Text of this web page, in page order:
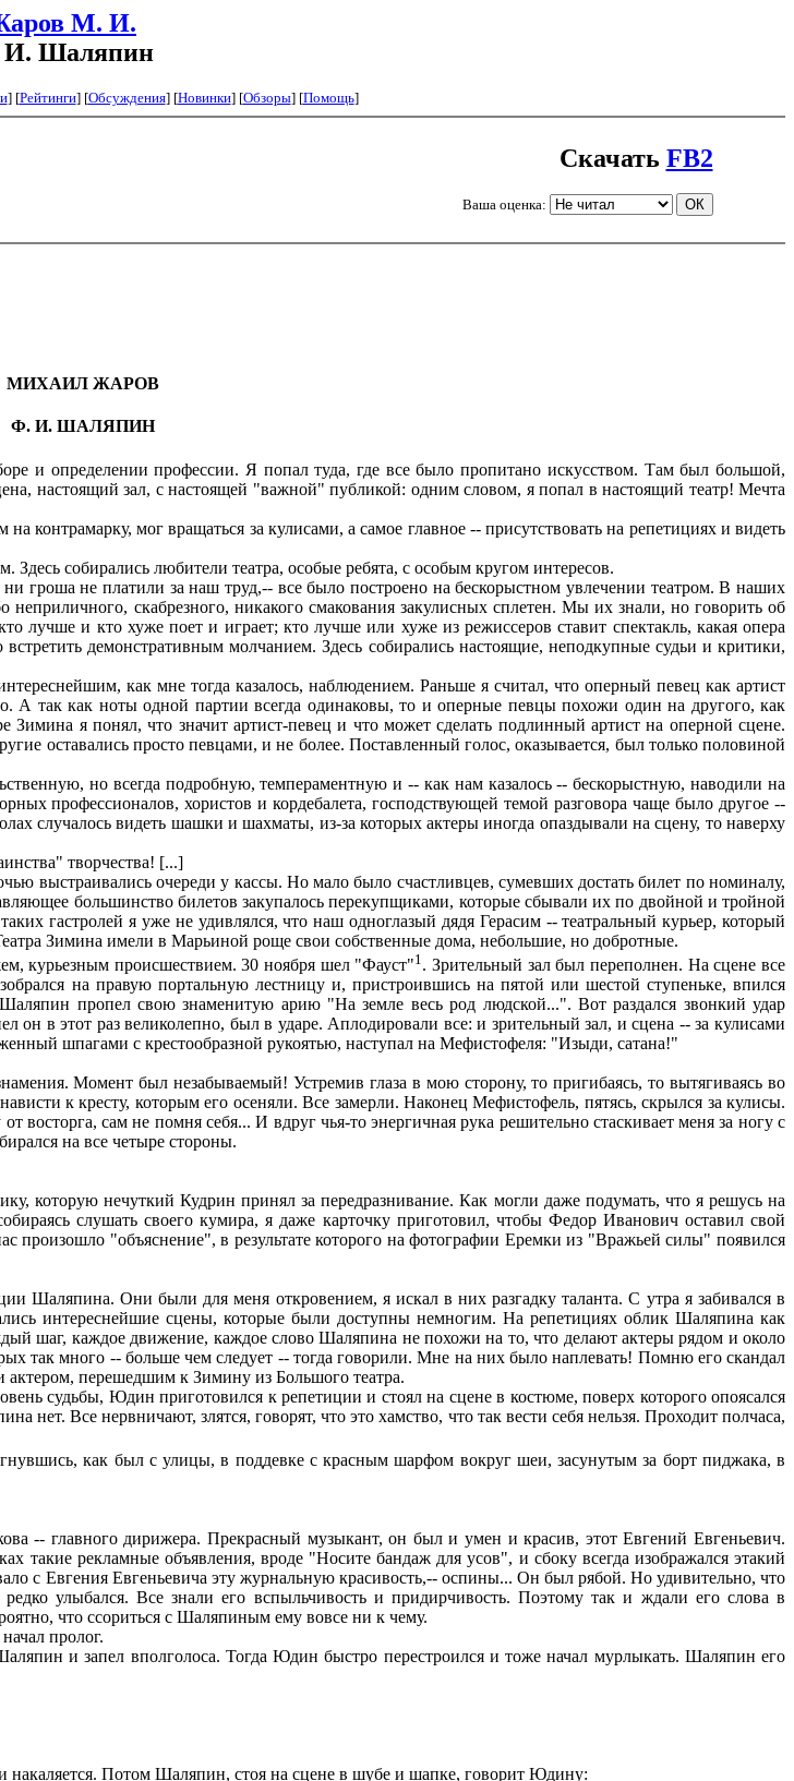
М. И.
Шаляпин
] [Рейтинги] [Обсуждения] [Новинки] [Обзоры] [Помощь]
Скачать FB2
Ваша оценка:
МИХАИЛ ЖАРОВ
Ф. И. ШАЛЯПИН
и определении профессии. Я попал туда, где все было пропитано искусством. Там был большой,
настоящий зал, с настоящей "важной" публикой: одним словом, я попал в настоящий театр! Мечта
контрамарку, мог вращаться за кулисами, а самое главное -- присутствовать на репетициях и видеть
собирались любители театра, особые ребята, с особым кругом интересов.
гроша не платили за наш труд,-- все было построено на бескорыстном увлечении театром. В наших
скабрезного, никакого смакования закулисных сплетен. Мы их знали, но говорить об
лучше и кто хуже поет и играет; кто лучше или хуже из режиссеров ставит спектакль, какая опера
демонстративным молчанием. Здесь собирались настоящие, неподкупные судьи и критики,
как мне тогда казалось, наблюдением. Раньше я считал, что оперный певец как артист
А так как ноты одной партии всегда одинаковы, то и оперные певцы похожи один на другого, как
я понял, что значит артист-певец и что может сделать подлинный артист на оперной сцене.
оставались просто певцами, и не более. Поставленный голос, оказывается, был только половиной
но всегда подробную, темпераментную и -- как нам казалось -- бескорыстную, наводили на
профессионалов, хористов и кордебалета, господствующей темой разговора чаще было другое --
случалось видеть шашки и шахматы, из-за которых актеры иногда опаздывали на сцену, то наверху
творчества! [...]
выстраивались очереди у кассы. Но мало было счастливцев, сумевших достать билет по номиналу,
большинство билетов закупалось перекупщиками, которые сбывали их по двойной и тройной
гастролей я уже не удивлялся, что наш одноглазый дядя Герасим -- театральный курьер, который
Зимина имели в Марьиной роще свои собственные дома, небольшие, но добротные.
курьезным происшествием. 30 ноября шел "Фауст"1 . Зрительный зал был переполнен. На сцене все
на правую портальную лестницу и, пристроившись на пятой или шестой ступеньке, впился
пропел свою знаменитую арию "На земле весь род людской...". Вот раздался звонкий удар
в этот раз великолепно, был в ударе. Аплодировали все: и зрительный зал, и сцена -- за кулисами
шпагами с крестообразной рукоятью, наступал на Мефистофеля: "Изыди, сатана!"
Момент был незабываемый! Устремив глаза в мою сторону, то пригибаясь, то вытягиваясь во
к кресту, которым его осеняли. Все замерли. Наконец Мефистофель, пятясь, скрылся за кулисы.
восторга, сам не помня себя... И вдруг чья-то энергичная рука решительно стаскивает меня за ногу с
на все четыре стороны.
которую нечуткий Кудрин принял за передразнивание. Как могли даже подумать, что я решусь на
слушать своего кумира, я даже карточку приготовил, чтобы Федор Иванович оставил свой
произошло "объяснение", в результате которого на фотографии Еремки из "Вражьей силы" появился
Шаляпина. Они были для меня откровением, я искал в них разгадку таланта. С утра я забивался в
интереснейшие сцены, которые были доступны немногим. На репетициях облик Шаляпина как
шаг, каждое движение, каждое слово Шаляпина не похожи на то, что делают актеры рядом и около
так много -- больше чем следует -- тогда говорили. Мне на них было наплевать! Помню его скандал
перешедшим к Зимину из Большого театра.
судьбы, Юдин приготовился к репетиции и стоял на сцене в костюме, поверх которого опоясался
Все нервничают, злятся, говорят, что это хамство, что так вести себя нельзя. Проходит полчаса,
как был с улицы, в поддевке с красным шарфом вокруг шеи, засунутым за борт пиджака, в
-- главного дирижера. Прекрасный музыкант, он был и умен и красив, этот Евгений Евгеньевич.
рекламные объявления, вроде "Носите бандаж для усов", и сбоку всегда изображался этакий
с Евгения Евгеньевича эту журнальную красивость,-- оспины... Он был рябой. Но удивительно, что
улыбался. Все знали его вспыльчивость и придирчивость. Поэтому так и ждали его слова в
что ссориться с Шаляпиным ему вовсе ни к чему.
пролог.
и запел вполголоса. Тогда Юдин быстро перестроился и тоже начал мурлыкать. Шаляпин его
накаляется. Потом Шаляпин, стоя на сцене в шубе и шапке, говорит Юдину: